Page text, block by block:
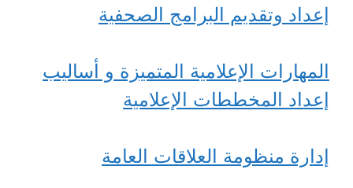
إعداد وتقديم البرامج الصحفية
المهارات الإعلامية المتميزة و أساليب
إعداد المخططات الإعلامية
إدارة منظومة العلاقات العامة